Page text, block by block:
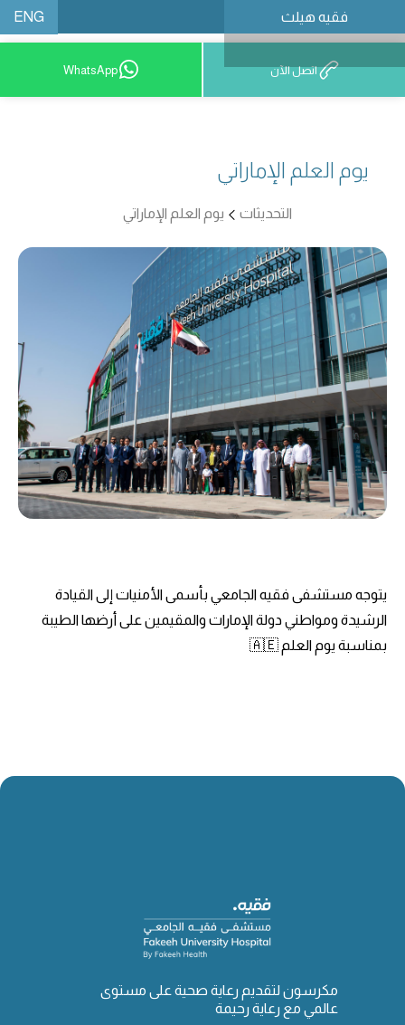
فقيه هيلث ENG
احجز موعدًا اتصل الآن WhatsApp
يوم العلم الإماراتي
التحديثات يوم العلم الإماراتي
يتوجه مستشفى فقيه الجامعي بأسمى الأمنيات إلى القيادة
الرشيدة ومواطني دولة الإمارات والمقيمين على أرضها الطيبة
بمناسبة يوم العلم 🇦🇪
مكرسون لتقديم رعاية صحية على مستوى
عالمي مع رعاية رحيمة